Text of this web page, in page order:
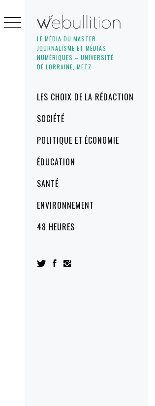
LE MÉDIA DU MASTER
JOURNALISME ET MÉDIAS
NUMÉRIQUES – UNIVERSITÉ
DE LORRAINE, METZ
MenuLES CHOIX DE LA RÉDACTION
SOCIÉTÉ
POLITIQUE ET ÉCONOMIE
ÉDUCATION
SANTÉ
ENVIRONNEMENT
48 HEURES
to
content